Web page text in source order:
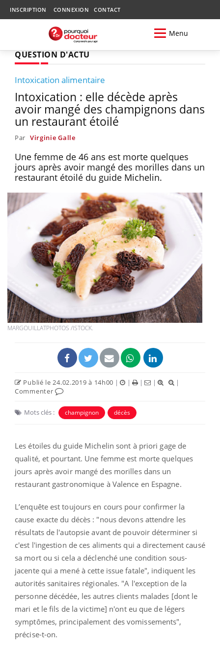
INSCRIPTION CONNEXION CONTACT
Menu
QUESTION D'ACTU
Intoxication alimentaire
Intoxication : elle décède après
avoir mangé des champignons dans
un restaurant étoilé
Par Virginie Galle
Une femme de 46 ans est morte quelques
jours après avoir mangé des morilles dans un
restaurant étoilé du guide Michelin.
MARGOUILLATPHOTOS /ISTOCK.
Publié le 24.02.2019 à 14h00 | | | |
|
Commenter
Mots clés : champignon décès
Les étoiles du guide Michelin sont à priori gage de
qualité, et pourtant. Une femme est morte quelques
jours après avoir mangé des morilles dans un
restaurant gastronomique à Valence en Espagne.
L’enquête est toujours en cours pour confirmer la
cause exacte du décès : "nous devons attendre les
résultats de l'autopsie avant de pouvoir déterminer si
c'est l'ingestion de ces aliments qui a directement causé
sa mort ou si cela a déclenché une condition sous-
jacente qui a mené à cette issue fatale", indiquent les
autorités sanitaires régionales. "A l'exception de la
personne décédée, les autres clients malades [dont le
mari et le fils de la victime] n'ont eu que de légers
symptômes, principalement des vomissements",
précise-t-on.